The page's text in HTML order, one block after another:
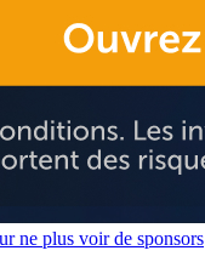
ne plus voir de sponsors